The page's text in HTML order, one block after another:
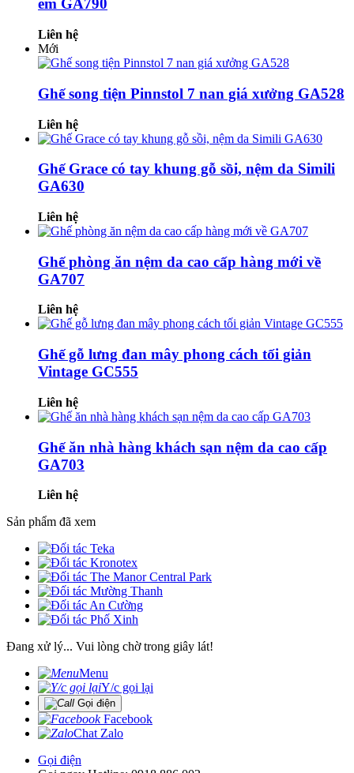
êm GA790
Liên hệ
Mới
Ghế song tiện Pinnstol 7 nan giá xưởng GA528
Liên hệ
Ghế Grace có tay khung gỗ sồi, nệm da Simili
GA630
Liên hệ
Ghế phòng ăn nệm da cao cấp hàng mới về
GA707
Liên hệ
Ghế gỗ lưng đan mây phong cách tối giản
Vintage GC555
Liên hệ
Ghế ăn nhà hàng khách sạn nệm da cao cấp
GA703
Liên hệ
Sản phẩm đã xem
Đang xử lý... Vui lòng chờ trong giây lát!
Menu
Y/c gọi lại
Gọi điện
Facebook
Chat Zalo
Gọi điện